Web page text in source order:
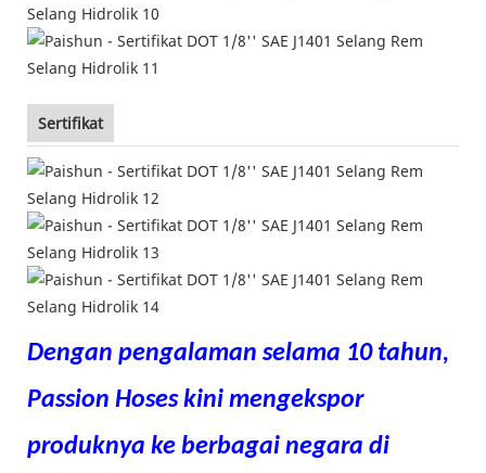
Sertifikat
Dengan pengalaman selama 10 tahun,
Passion Hoses kini mengekspor
produknya ke berbagai negara di